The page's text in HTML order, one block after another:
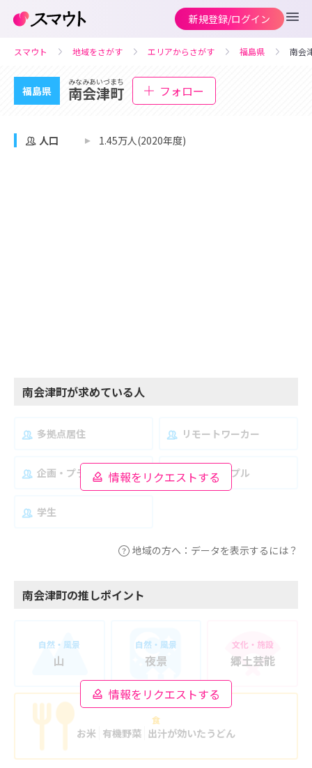
新規登録/ログイン
スマウト 地域をさがす エリアからさがす 福島県 南会
福島県
みなみあいづまち
南会津町 フォロー
人口 1.45万人(2020年度)
南会津町が求めている人
情報をリクエストする
多拠点居住 リモートワーカー
企画・プランナー 夫婦・カップル
学生
地域の方へ：データを表示するには？
南会津町の推しポイント
情報をリクエストする
自然・風景
山
自然・風景
夜景
文化・施設
郷土芸能
食
お米 有機野菜 出汁が効いたうどん